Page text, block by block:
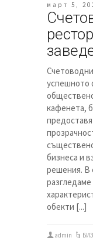
март 5,
успешното
кафенета,
бизнеса и
решения. В
обекти [...]
admin